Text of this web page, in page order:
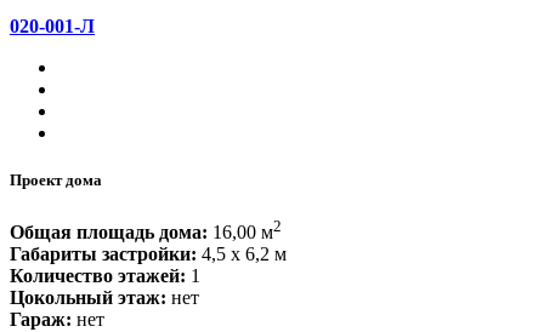
020-001-Л
Проект дома
Общая площадь дома: 16,00 м2
Габариты застройки: 4,5 x 6,2 м
Количество этажей: 1
Цокольный этаж: нет
Гараж: нет